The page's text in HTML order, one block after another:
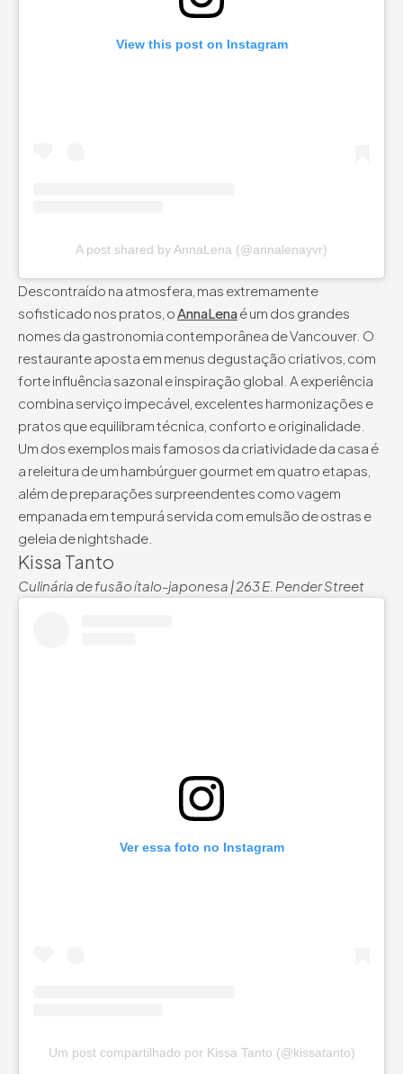
View this post on Instagram
A post shared by AnnaLena (@annalenayvr)
Descontraído na atmosfera, mas extremamente
sofisticado nos pratos, oAnnaLenaé um dos grandes
nomes da gastronomia contemporânea de Vancouver. O
restaurante aposta em menus degustação criativos, com
forte influência sazonal e inspiração global. A experiência
combina serviço impecável, excelentes harmonizações e
pratos que equilibram técnica, conforto e originalidade.
Um dos exemplos mais famosos da criatividade da casa é
a releitura de um hambúrguer gourmet em quatro etapas,
além de preparações surpreendentes como vagem
empanada em tempurá servida com emulsão de ostras e
geleia de nightshade.
Kissa Tanto
Culinária de fusão ítalo-japonesa | 263 E. Pender Street
Ver essa foto no Instagram
Um post compartilhado por Kissa Tanto (@kissatanto)